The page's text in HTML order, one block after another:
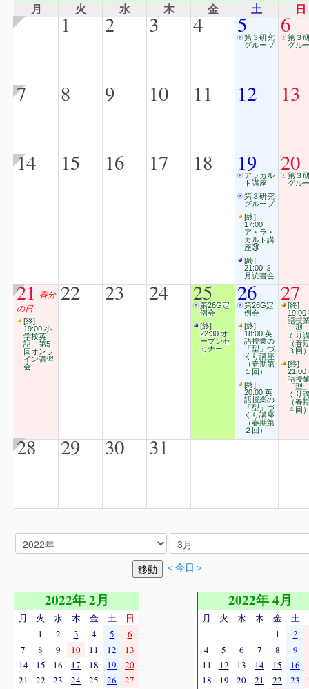
月 火 水 木 金 土 日
1 2 3 4 5第３研究
グループ
6第３
グル
7 8 9 10 11 12 13
14 15 16 17 18 19
アラカル
ト講座
第３研究
グループ
[終]
17:00
ア・ラ・
カルト講
座㉚
[終]
21:00 ３
月読書会
20
第３
グル
21 春分
の日
[終]
19:00 小
学校英
語 第5
回オンラ
イン講習
会
22 23 24 25
第26G定
例会
[終]
22:30 オ
ープンセ
ミナー
26
第26G定
例会
[終]
18:00 英
語授業の
「型」づ
くり講座
（春期第
１回）
[終]
20:00 英
語授業の
「型」づ
くり講座
（春期第
２回）
27
[終]
19:00
語授
「型
くり
（春
３回
[終]
21:00
語授
「型
くり
（春
４回
28 29 30 31
＜今日＞
2022年 2月
月 火 水 木 金 土
日
1
2 3 4 5
6
7
8 9 10 11 12
13
14
15 16 17 18 19
20
21
22 23 24 25 26
27
2022年 4月
月 火 水 木 金 土
1
2
4
5 6 7 8 9
11
12 13 14 15 16
18
19 20 21 22 23